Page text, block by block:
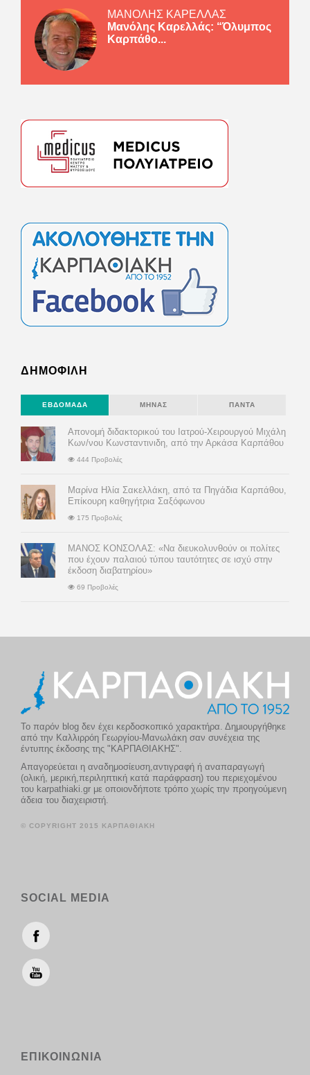
ΜΑΝΟΛΗΣ ΚΑΡΕΛΛΑΣ
Μανόλης Καρελλάς: “Όλυμπος
Καρπάθο...
ΔΗΜΟΦΙΛΗ
ΕΒΔΟΜΆΔΑ ΜΉΝΑΣ ΠΆΝΤΑ
Απονομή διδακτορικού του Ιατρού-Χειρουργού Μιχάλη
Κων/νου Κωνσταντινιδη, από την Αρκάσα Καρπάθου
444 Προβολές
Μαρίνα Ηλία Σακελλάκη, από τα Πηγάδια Καρπάθου,
Επίκουρη καθηγήτρια Σαξόφωνου
175 Προβολές
ΜΑΝΟΣ ΚΟΝΣΟΛΑΣ: «Να διευκολυνθούν οι πολίτες
που έχουν παλαιού τύπου ταυτότητες σε ισχύ στην
έκδοση διαβατηρίου»
69 Προβολές
Το παρόν blog δεν έχει κερδοσκοπικό χαρακτήρα. Δημιουργήθηκε
από την Καλλιρρόη Γεωργίου-Μανωλάκη σαν συνέχεια της
έντυπης έκδοσης της "ΚΑΡΠΑΘΙΑΚΗΣ".
Απαγορεύεται η αναδημοσίευση,αντιγραφή ή αναπαραγωγή
(ολική, μερική,περιληπτική κατά παράφραση) του περιεχομένου
του karpathiaki.gr με οποιονδήποτε τρόπο χωρίς την προηγούμενη
άδεια του διαχειριστή.
© COPYRIGHT 2015 ΚΑΡΠΑΘΙΑΚΗ
SOCIAL MEDIA
ΕΠΙΚΟΙΝΩΝΙΑ